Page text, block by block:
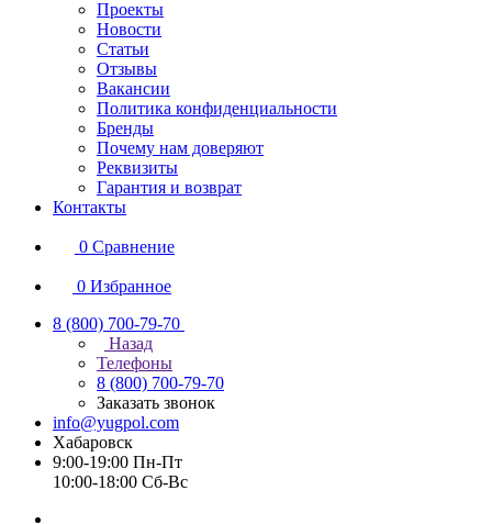
Проекты
Новости
Статьи
Отзывы
Вакансии
Политика конфиденциальности
Бренды
Почему нам доверяют
Реквизиты
Гарантия и возврат
Контакты
0 Сравнение
0 Избранное
8 (800) 700-79-70
Назад
Телефоны
8 (800) 700-79-70
Заказать звонок
info@yugpol.com
Хабаровск
9:00-19:00 Пн-Пт
10:00-18:00 Cб-Вс